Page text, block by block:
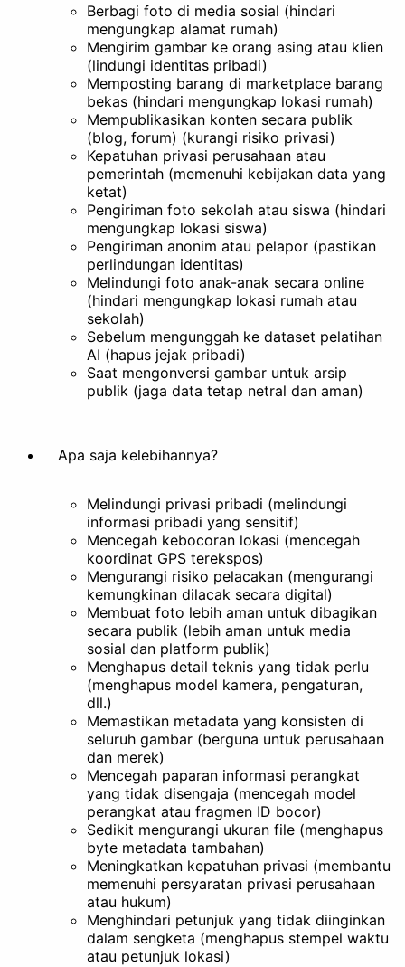
Buat Animasi
Mempercantik
Filter
Hapus Latar Belakang
Dokumentasi
Berbagi foto di media sosial (hindari
mengungkap alamat rumah)
Mengirim gambar ke orang asing atau klien
(lindungi identitas pribadi)
Memposting barang di marketplace barang
bekas (hindari mengungkap lokasi rumah)
Mempublikasikan konten secara publik
(blog, forum) (kurangi risiko privasi)
Kepatuhan privasi perusahaan atau
pemerintah (memenuhi kebijakan data yang
ketat)
Pengiriman foto sekolah atau siswa (hindari
mengungkap lokasi siswa)
Pengiriman anonim atau pelapor (pastikan
perlindungan identitas)
Melindungi foto anak-anak secara online
(hindari mengungkap lokasi rumah atau
sekolah)
Sebelum mengunggah ke dataset pelatihan
AI (hapus jejak pribadi)
Saat mengonversi gambar untuk arsip
publik (jaga data tetap netral dan aman)
Apa saja kelebihannya?
Melindungi privasi pribadi (melindungi
informasi pribadi yang sensitif)
Mencegah kebocoran lokasi (mencegah
koordinat GPS terekspos)
Mengurangi risiko pelacakan (mengurangi
kemungkinan dilacak secara digital)
Membuat foto lebih aman untuk dibagikan
secara publik (lebih aman untuk media
sosial dan platform publik)
Menghapus detail teknis yang tidak perlu
(menghapus model kamera, pengaturan,
dll.)
Memastikan metadata yang konsisten di
seluruh gambar (berguna untuk perusahaan
dan merek)
Mencegah paparan informasi perangkat
yang tidak disengaja (mencegah model
perangkat atau fragmen ID bocor)
Sedikit mengurangi ukuran file (menghapus
byte metadata tambahan)
Meningkatkan kepatuhan privasi (membantu
memenuhi persyaratan privasi perusahaan
atau hukum)
Menghindari petunjuk yang tidak diinginkan
dalam sengketa (menghapus stempel waktu
atau petunjuk lokasi)